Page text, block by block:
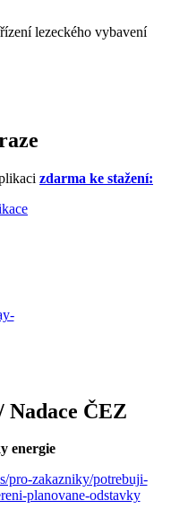
lezeckého vybavení
zdarma ke stažení:
Nadace ČEZ
energie
pro-zakazniky/potrebuji-
planovane-odstavky